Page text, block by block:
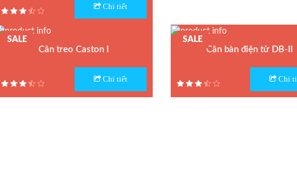
Hãng sản xuất : CAS
Xuất xứ : Hàn Quốc
Bảo hành: 1 năm
Chi tiết
SALE
Cân treo Caston I
Model : Cân treo điện tử THZ
Hãng sản xuất : CAS
Bảo hành: 1 năm
Chi tiết
SALE
Cân bàn điện tử DB-II
Model : Cân bàn điện tử DB-II
Hãng sản xuất : CAS
Bảo hành: 1 năm
Chi